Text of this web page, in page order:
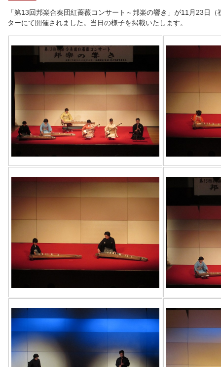
「第13回邦楽合奏団紅薔薇コンサート～邦楽の響き」が11月23日
ターにて開催されました。当日の様子を掲載いたします。